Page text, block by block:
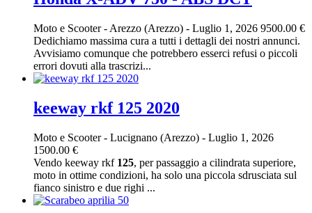
Moto e Scooter- Arezzo (Arezzo) - Luglio 1, 2026 9500.00 €
Dedichiamo massima cura a tutti i dettagli dei nostri annunci.
Avvisiamo comunque che potrebbero esserci refusi o piccoli
errori dovuti alla trascrizi...
keeway rkf 125 2020
Moto e Scooter- Lucignano (Arezzo) - Luglio 1, 2026
1500.00 €
Vendo keeway rkf 125, per passaggio a cilindrata superiore,
moto in ottime condizioni, ha solo una piccola sdrusciata sul
fianco sinistro e due righi ...